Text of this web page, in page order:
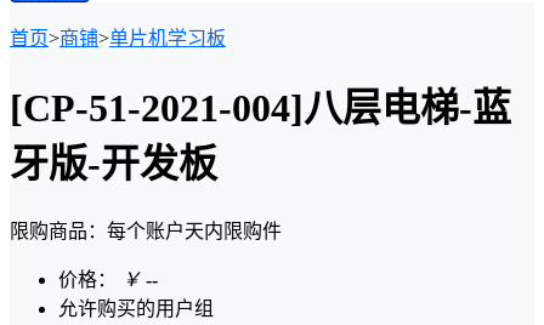
首页>商铺>单片机学习板
[CP-51-2021-004]八层电梯-蓝
牙版-开发板
限购商品：每个账户天内 限购件
价格： ￥ --
允许购买的用户组